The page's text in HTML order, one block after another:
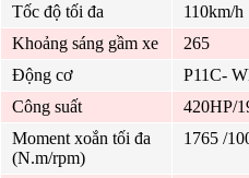
Tốc độ tối đa
110km/h
Khoảng sáng gầm xe
265
Động cơ
P11C-
Công suất
420HP/
Moment xoắn tối đa
(N.m/rpm)
1765 /